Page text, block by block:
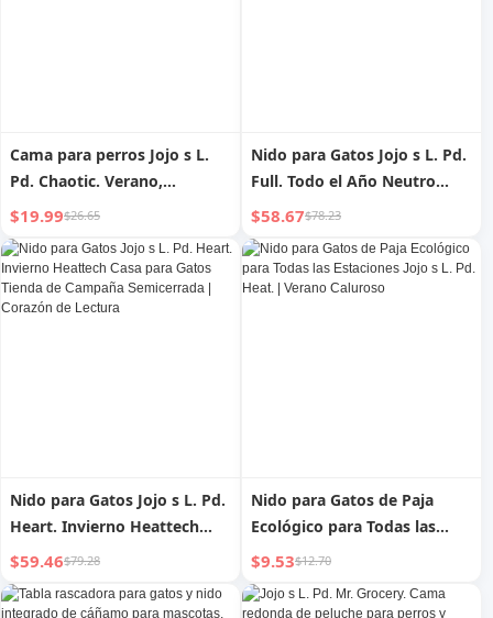
Cama para perros Jojo s L.
Pd. Chaotic. Verano,
alfombrilla refrescante para
todo el año, nido neutro
para gatos, suministros para
mascotas | Kunyue
$19.99$26.65
Nido para Gatos Jojo s L. Pd.
Full. Todo el Año Neutro
Completo Desmontable y
Lavable Sofá para Gatos para
Dormir | Lectura Completa
$58.67$78.23
Nido para Gatos Jojo s L. Pd.
Heart. Invierno Heattech
Casa para Gatos Tienda de
Campaña Semicerrada |
Corazón de Lectura
$59.46$79.28
Nido para Gatos de Paja
Ecológico para Todas las
Estaciones Jojo s L. Pd. Heat.
| Verano Caluroso
$9.53$12.70